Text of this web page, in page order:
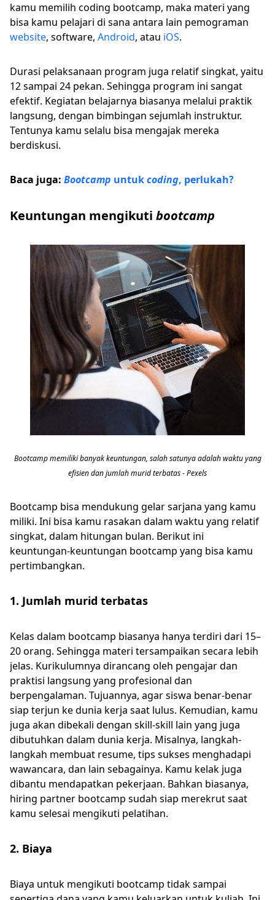
kamu memilih coding bootcamp, maka materi yang
bisa kamu pelajari di sana antara lain pemograman
website, software, Android, atau iOS.
Durasi pelaksanaan program juga relatif singkat, yaitu
12 sampai 24 pekan. Sehingga program ini sangat
efektif. Kegiatan belajarnya biasanya melalui praktik
langsung, dengan bimbingan sejumlah instruktur.
Tentunya kamu selalu bisa mengajak mereka
berdiskusi.
Baca juga: Bootcamp untukcoding, perlukah?
Keuntungan mengikuti bootcamp
Bootcamp memiliki banyak keuntungan, salah satunya adalah waktu yang
efisien dan jumlah murid terbatas - Pexels
Bootcamp bisa mendukung gelar sarjana yang kamu
miliki. Ini bisa kamu rasakan dalam waktu yang relatif
singkat, dalam hitungan bulan. Berikut ini
keuntungan-keuntungan bootcamp yang bisa kamu
pertimbangkan.
1. Jumlah murid terbatas
Kelas dalam bootcamp biasanya hanya terdiri dari 15–
20 orang. Sehingga materi tersampaikan secara lebih
jelas. Kurikulumnya dirancang oleh pengajar dan
praktisi langsung yang profesional dan
berpengalaman. Tujuannya, agar siswa benar-benar
siap terjun ke dunia kerja saat lulus. Kemudian, kamu
juga akan dibekali dengan skill-skill lain yang juga
dibutuhkan dalam dunia kerja. Misalnya, langkah-
langkah membuat resume, tips sukses menghadapi
wawancara, dan lain sebagainya. Kamu kelak juga
dibantu mendapatkan pekerjaan. Bahkan biasanya,
hiring partner bootcamp sudah siap merekrut saat
kamu selesai mengikuti pelatihan.
2. Biaya
Biaya untuk mengikuti bootcamp tidak sampai